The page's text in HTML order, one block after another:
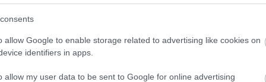
allow Google to enable storage related to advertising like cookies on
identifiers in apps.
allow my user data to be sent to Google for online advertising
utána– számítsunk rájuk!
se rántsuk el a kormányt!
borulás vagy egy fával, esetleg egy másik járművel